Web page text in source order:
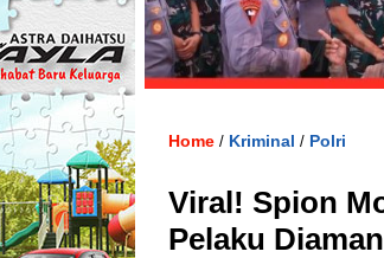
Home / Kriminal / Polri
Viral! Spion
Pelaku